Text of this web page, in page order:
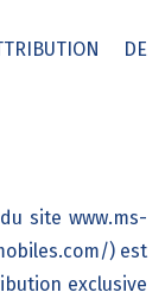
DE
site www.ms-
) est
exclusive